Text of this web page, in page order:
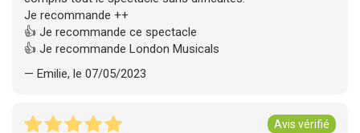
Je recommande ++
👍 Je recommande ce spectacle
👍 Je recommande London Musicals
— Emilie, le 07/05/2023
Avis vérifié